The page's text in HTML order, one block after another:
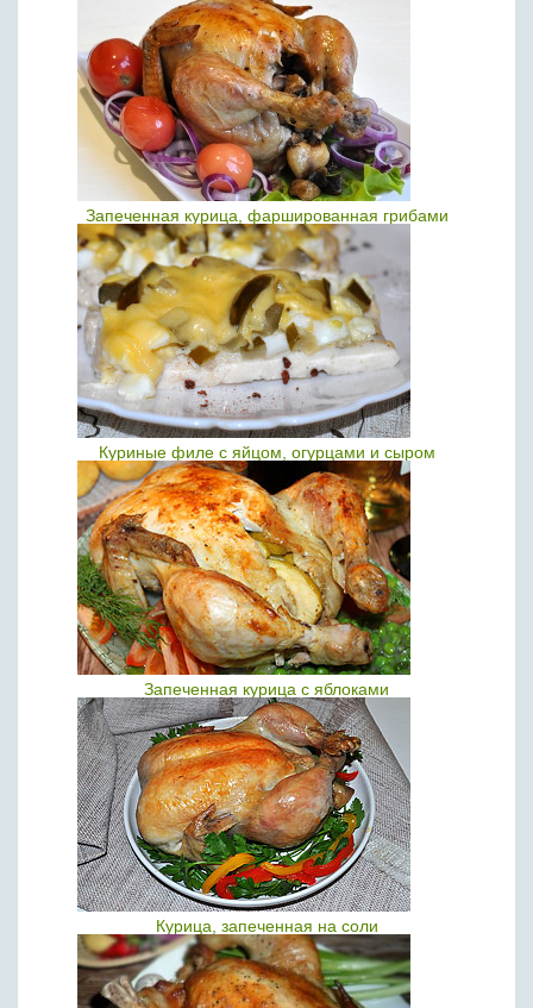
Запеченная курица, фаршированная грибами
Куриные филе с яйцом, огурцами и сыром
Запеченная курица с яблоками
Курица, запеченная на соли